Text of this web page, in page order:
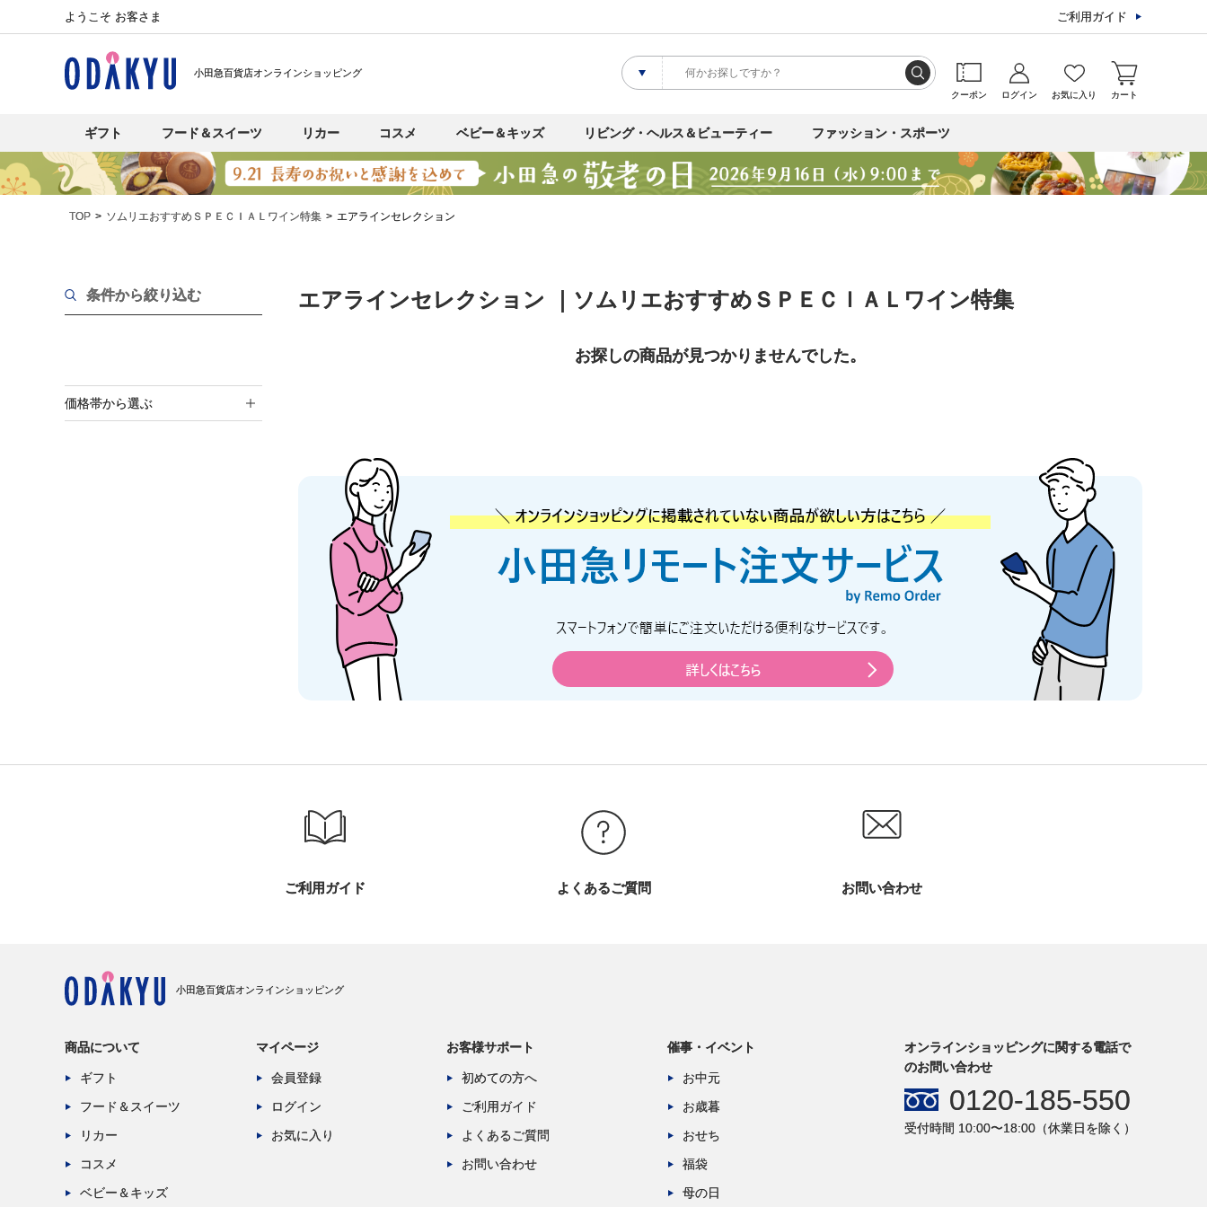
ようこそ お客さま ご利用ガイド
小田急百貨店オンラインショッピング
クーポン ログイン お気に入り カート
ギフト フード＆スイーツ リカー コスメ ベビー＆キッズ リビング・ヘルス＆ビューティー ファッション・スポーツ
TOP ソムリエおすすめＳＰＥＣＩＡＬワイン特集 エアラインセレクション
条件から絞り込む
価格帯から選ぶ
エアラインセレクション ｜ソムリエおすすめＳＰＥＣＩＡＬワイン特集
お探しの商品が見つかりませんでした。
ご利用ガイド よくあるご質問 お問い合わせ
小田急百貨店オンラインショッピング
商品について
ギフト
フード＆スイーツ
リカー
コスメ
ベビー＆キッズ
マイページ
会員登録
ログイン
お気に入り
お客様サポート
初めての方へ
ご利用ガイド
よくあるご質問
お問い合わせ
催事・イベント
お中元
お歳暮
おせち
福袋
母の日
オンラインショッピングに関する電話で
のお問い合わせ
0120-185-550
受付時間 10:00〜18:00（休業日を除く）